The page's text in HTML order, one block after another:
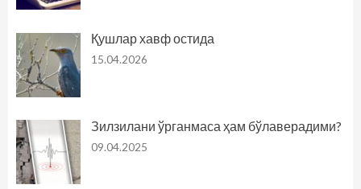
Қушлар хавф остида
15.04.2026
Зилзилани ўрганмаса ҳам бўлаверадими?
09.04.2025